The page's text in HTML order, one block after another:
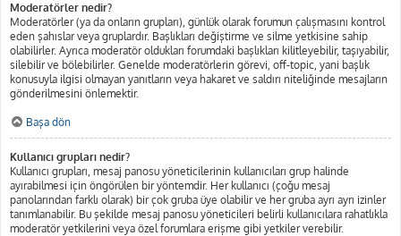
Moderatörler nedir?
Moderatörler (ya da onların grupları), günlük olarak forumun çalışmasını kontrol
eden şahıslar veya gruplardır. Başlıkları değiştirme ve silme yetkisine sahip
olabilirler. Ayrıca moderatör oldukları forumdaki başlıkları kilitleyebilir, taşıyabilir,
silebilir ve bölebilirler. Genelde moderatörlerin görevi, off-topic, yani başlık
konusuyla ilgisi olmayan yanıtların veya hakaret ve saldırı niteliğinde mesajların
gönderilmesini önlemektir.
Başa dön
Kullanıcı grupları nedir?
Kullanıcı grupları, mesaj panosu yöneticilerinin kullanıcıları grup halinde
ayırabilmesi için öngörülen bir yöntemdir. Her kullanıcı (çoğu mesaj
panolarından farklı olarak) bir çok gruba üye olabilir ve her gruba ayrı ayrı izinler
tanımlanabilir. Bu şekilde mesaj panosu yöneticileri belirli kullanıcılara rahatlıkla
moderatör yetkilerini veya özel forumlara erişme gibi yetkiler verebilir.